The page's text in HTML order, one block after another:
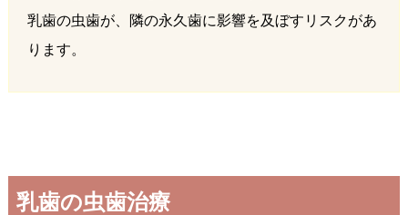
乳歯の虫歯が、隣の永久歯に影響を及ぼすリスクがあ
ります。
乳歯の虫歯治療